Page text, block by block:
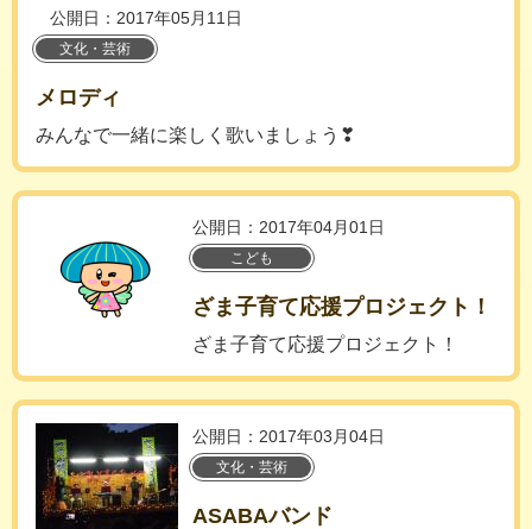
公開日：2017年05月11日
文化・芸術
メロディ
みんなで一緒に楽しく歌いましょう❣
公開日：2017年04月01日
こども
ざま子育て応援プロジェクト！
ざま子育て応援プロジェクト！
公開日：2017年03月04日
文化・芸術
ASABAバンド